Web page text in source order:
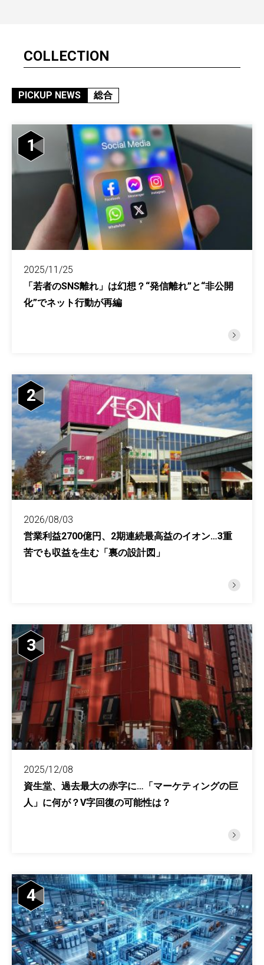
COLLECTION
PICKUP NEWS 総合
1
2025/11/25
「若者のSNS離れ」は幻想？“発信離れ”と“非公開
化”でネット行動が再編
2
2026/08/03
営業利益2700億円、2期連続最高益のイオン…3重
苦でも収益を生む「裏の設計図」
3
2025/12/08
資生堂、過去最大の赤字に…「マーケティングの巨
人」に何が？V字回復の可能性は？
4